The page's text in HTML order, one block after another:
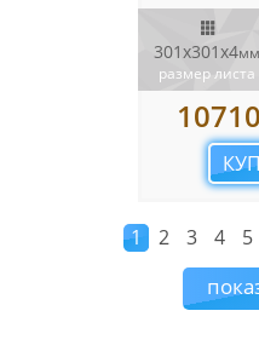
301х301х4мм
размер листа
1 2 3 4 5